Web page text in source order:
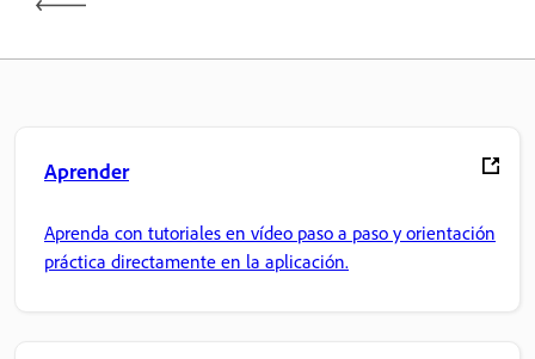
Aprender
Aprenda con tutoriales en vídeo paso a paso y orientación
práctica directamente en la aplicación.